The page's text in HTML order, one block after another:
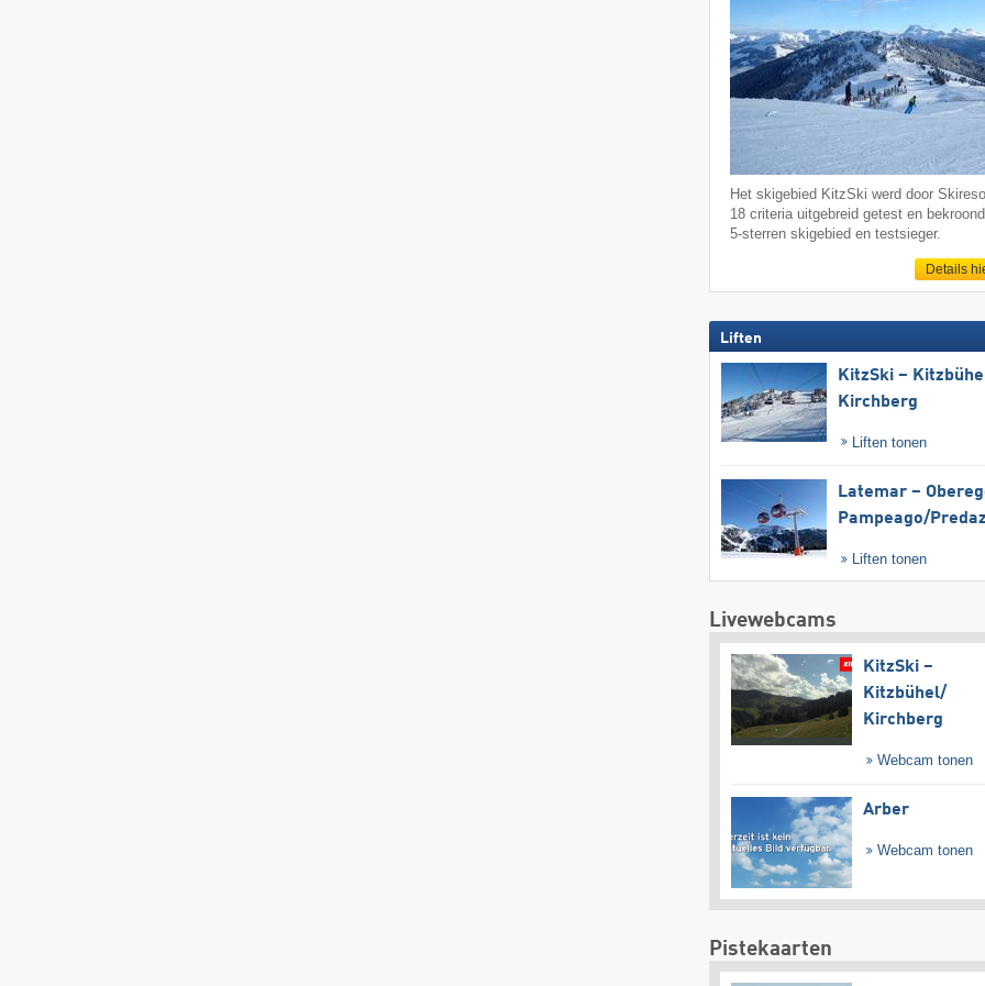
Het skigebied KitzSki werd door
18 criteria uitgebreid getest en
5-sterren skigebied en testsieger.
Details
Liften
KitzSki –
Kirchberg
Liften tonen
Latemar –
Pampeago/​
Liften tonen
Livewebcams
KitzSki –
Kitzbühel/​
Kirchberg
Webcam tonen
Arber
Webcam tonen
Pistekaarten